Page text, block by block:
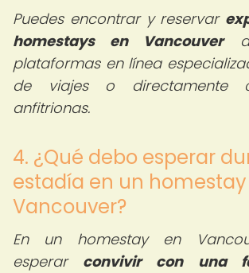
Puedes encontrar y reservar
homestays en Vancouvera
plataformas en línea
de viajes o directamente
anfitrionas.
4. ¿Qué debo esperar
estadía en un
Vancouver?
En un homestay en
esperar convivir con una